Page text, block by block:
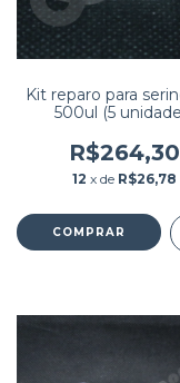
Kit reparo para
500ul (5
R$264,30
12 x de R$26,78